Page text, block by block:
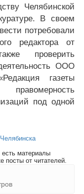
Челябинской
В своем
потребовали
редактора от
проверить
ООО
газеты
под одной
есть материалы
посты от читателей.